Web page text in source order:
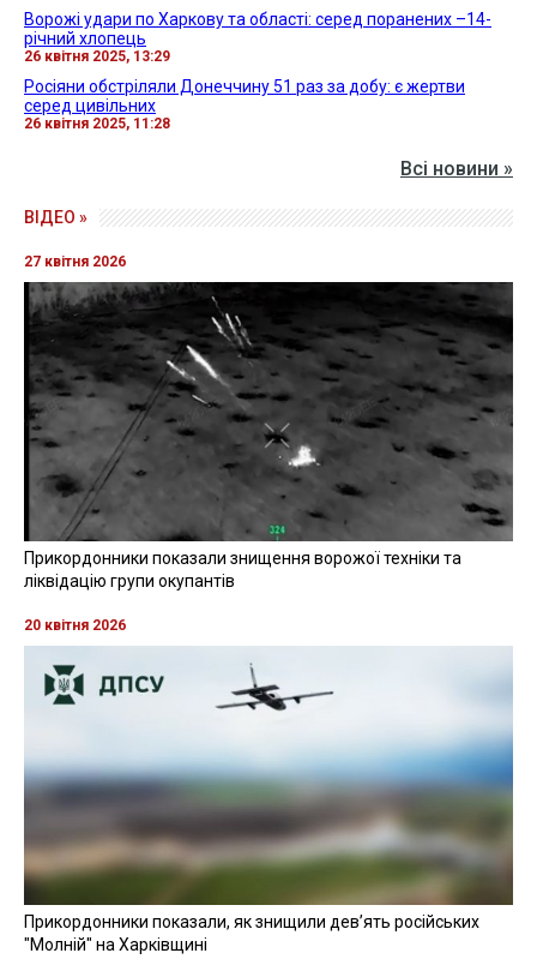
Ворожі удари по Харкову та області: серед поранених –14-
річний хлопець
26 квітня 2025, 13:29
Росіяни обстріляли Донеччину 51 раз за добу: є жертви
серед цивільних
26 квітня 2025, 11:28
Всі новини »
ВІДЕО »
27 квітня 2026
Прикордонники показали знищення ворожої техніки та
ліквідацію групи окупантів
20 квітня 2026
Прикордонники показали, як знищили девʼять російських
"Молній" на Харківщині